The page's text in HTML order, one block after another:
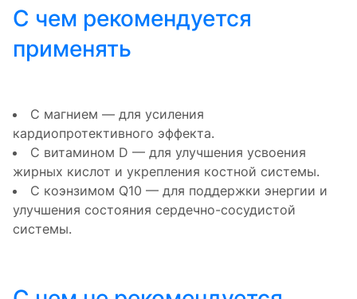
С чем рекомендуется
применять
С магнием — для усиления
кардиопротективного эффекта.
С витамином D — для улучшения усвоения
жирных кислот и укрепления костной системы.
С коэнзимом Q10 — для поддержки энергии и
улучшения состояния сердечно-сосудистой
системы.